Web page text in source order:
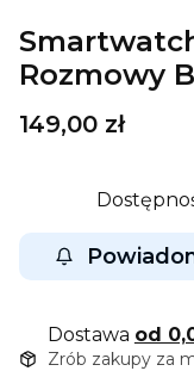
Rozmowy
Cena
149,00 zł
Dostawa od
Zrób zakupy za